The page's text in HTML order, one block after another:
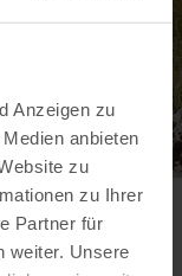
Anzeigen zu
anbieten
zu
zu Ihrer
Partner für
weiter. Unsere